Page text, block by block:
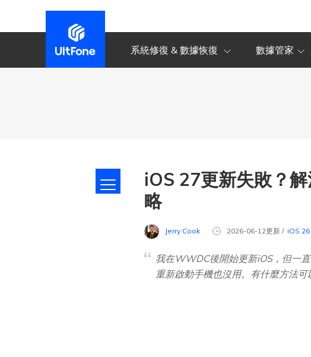
系統修復 & 數據恢復 數據管家
iOS 27更新失敗？
略
Jerry Cook 2026-06-12更新 / iOS
我在WWDC後開始更新iOS，但一
重新啟動手機也沒用。有什麼方法可